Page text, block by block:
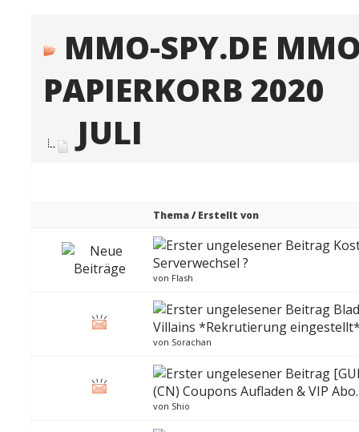
MMO-SPY.DE
PAPIERKORB 2020
JULI
Thema/Erstellt von
Serverwechsel ?
von Flash
Villains *Rekrutierung
von Sorachan
(CN) Coupons Aufladen & VIP Abo.
von Shio